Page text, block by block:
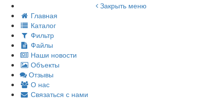
Закрыть меню
Главная
Каталог
Фильтр
Файлы
Наши новости
Объекты
Отзывы
О нас
Связаться с нами